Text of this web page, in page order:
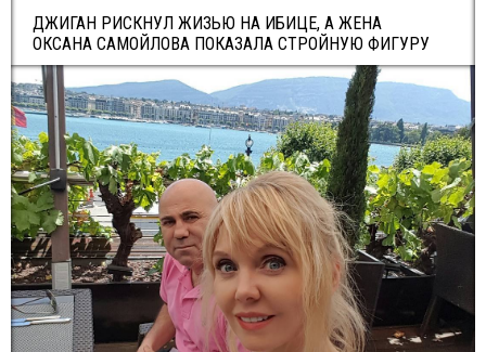
ДЖИГАН РИСКНУЛ ЖИЗЬЮ НА ИБИЦЕ, А ЖЕНА
ОКСАНА САМОЙЛОВА ПОКАЗАЛА СТРОЙНУЮ ФИГУРУ